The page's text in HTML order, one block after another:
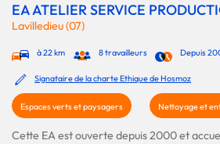
EA ATELIER SERVICE
Lavilledieu (07)
à 22 km 8 travailleurs Depuis
Signataire de la charte Ethique de Hosmoz
Espaces verts et paysagers Nettoyage et
Cette EA est ouverte depuis 2000 et